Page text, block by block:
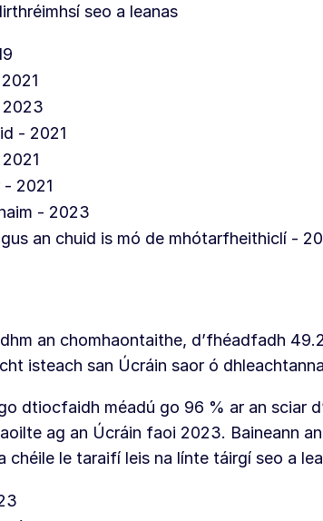
seo a leanas
2023
- 2021
- 2021
- 2023
an chuid is mó de mhótarfheithiclí -
an chomhaontaithe, d’fhéadfadh
isteach san Úcráin saor ó
dtiocfaidh méadú go 96 % ar an sciar
ag an Úcráin faoi 2023. Baineann
chéile le taraifí leis na línte táirgí seo a